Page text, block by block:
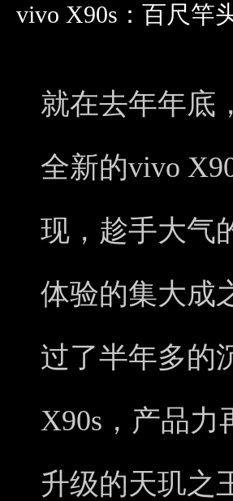
vivo X90s：百尺竿
就在去年年底
全新的vivo
现，趁手大气
体验的集大成
过了半年多的
X90s，产品力
升级的天玑之